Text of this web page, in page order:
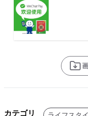
カテゴリ